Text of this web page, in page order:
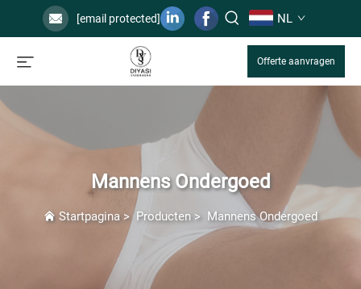
[email protected] NL
Offerte aanvragen
Mannens Ondergoed
Startpagina>Producten> Mannens Ondergoed